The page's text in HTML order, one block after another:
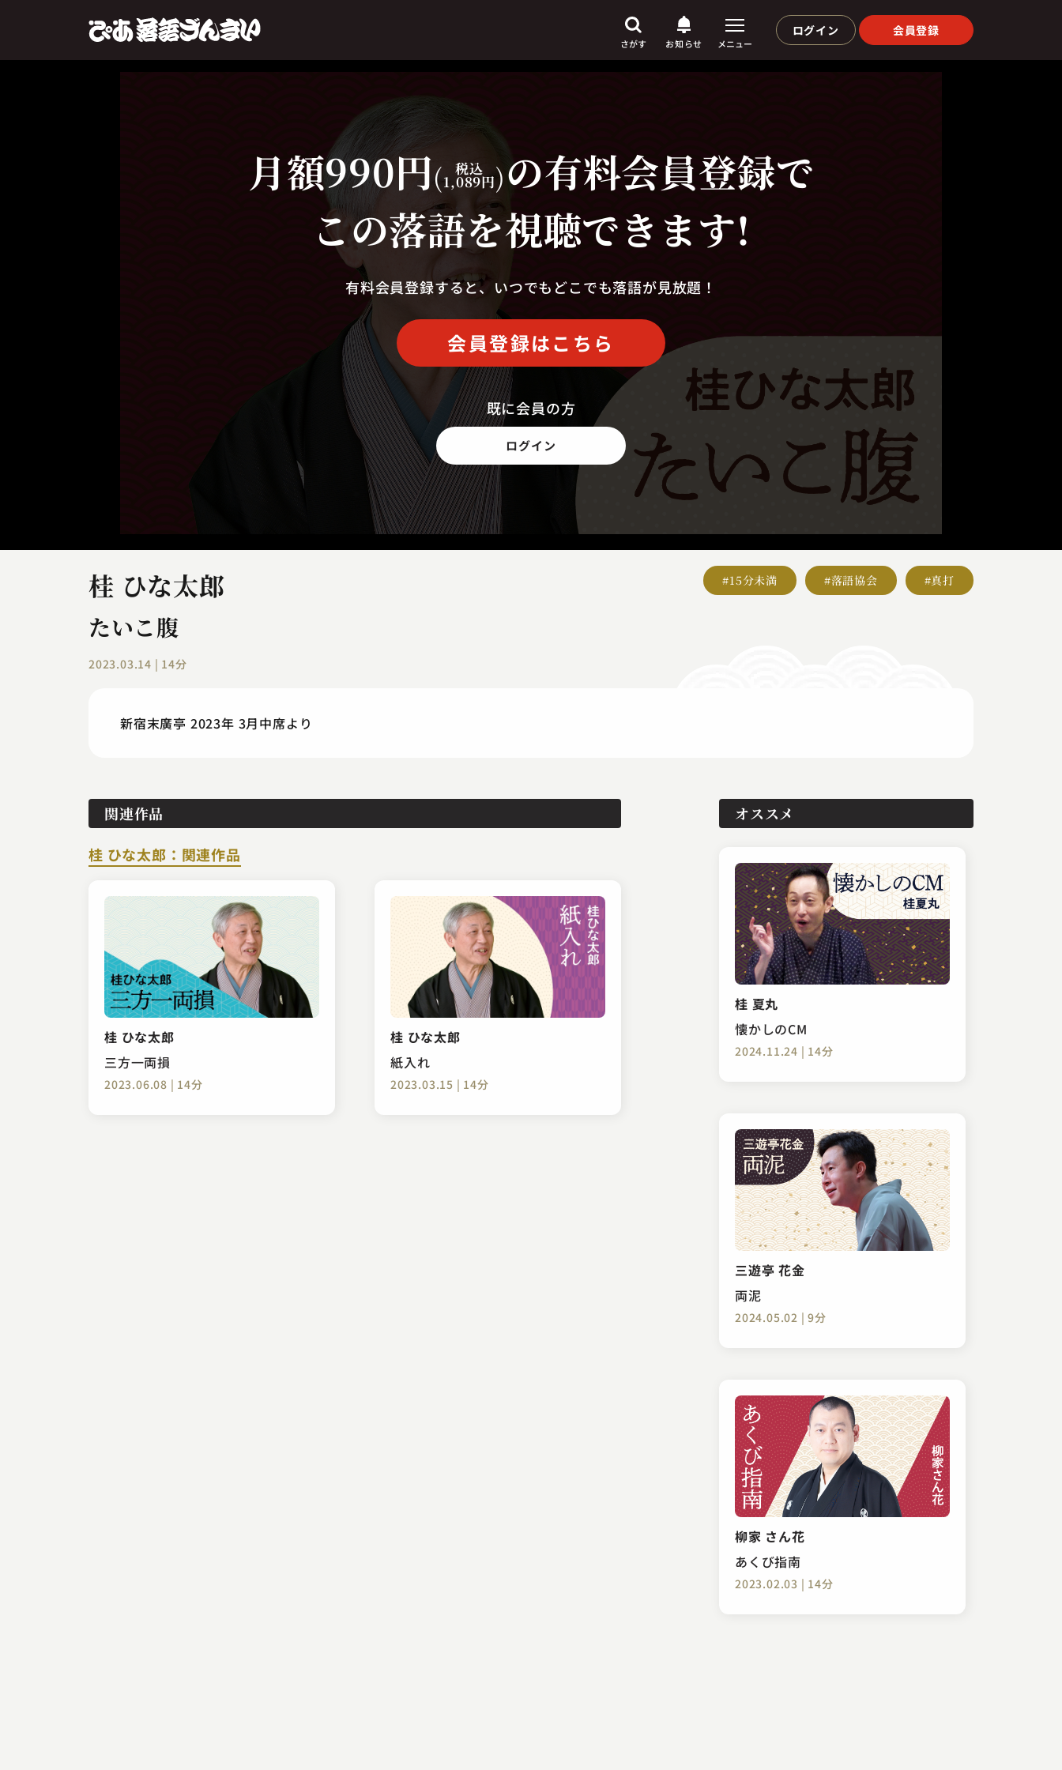
さがす
芸人からさがす
演目
上演時間からさがす
お知らせ メニュー
ログイン 会員登録
月額990円( 税込
1,089円)の有料会員登録で
この落語を視聴できます!
有料会員登録すると、いつでもどこでも落語が見放題！
会員登録はこちら
既に会員の方
ログイン
桂 ひな太郎
たいこ腹
2023.03.14 | 14分
#15分未満 #落語協会 #真打
新宿末廣亭 2023年 3月中席より
関連作品
桂 ひな太郎：関連作品
桂 ひな太郎
三方一両損
2023.06.08 | 14分
桂 ひな太郎
紙入れ
2023.03.15 | 14分
オススメ
桂 夏丸
懐かしのCM
2024.11.24 | 14分
三遊亭 花金
両泥
2024.05.02 | 9分
柳家 さん花
あくび指南
2023.02.03 | 14分